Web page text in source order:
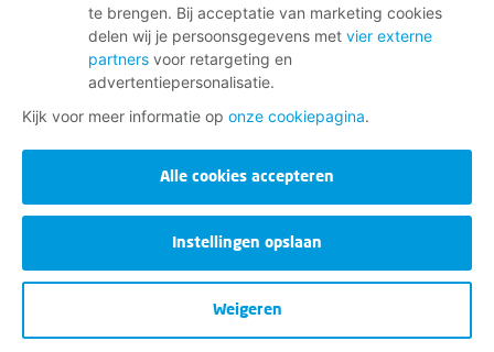
te brengen. Bij acceptatie van marketing cookies
delen wij je persoonsgegevens met vier externe
partners voor retargeting en
advertentiepersonalisatie.
Kijk voor meer informatie op onze cookiepagina.
Alle cookies accepteren
Instellingen opslaan
Weigeren